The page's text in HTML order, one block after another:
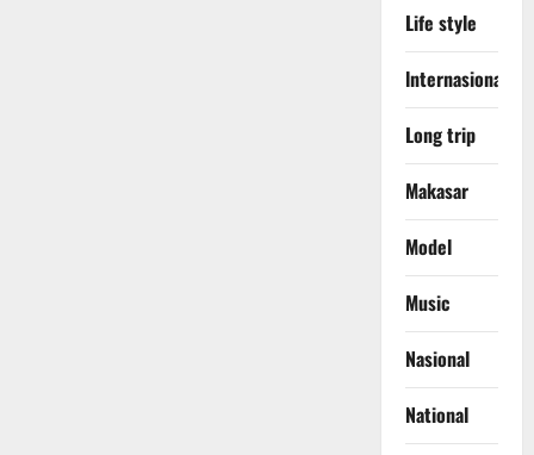
Life style
lnternasional
Long trip
Makasar
Model
Music
Nasional
National